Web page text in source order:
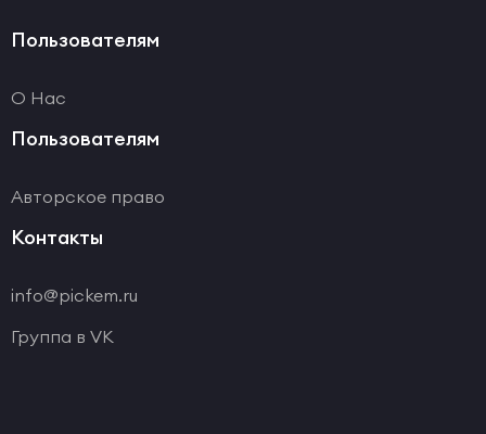
Пользователям
О Нас
Пользователям
Авторское право
Контакты
info@pickem.ru
Группа в VK